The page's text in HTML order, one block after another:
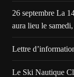
26 septembre La
aura lieu le
Lettre
Le Ski Nautique